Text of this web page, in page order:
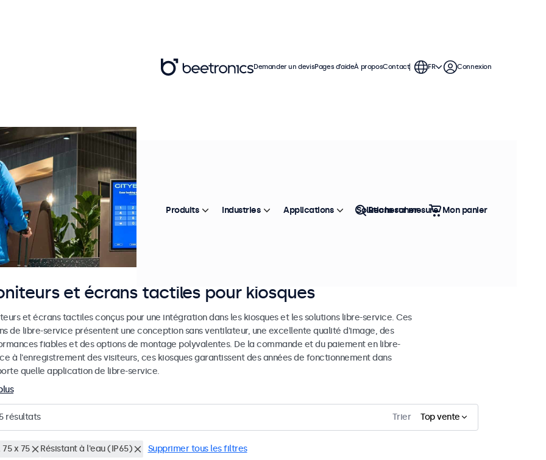
et écrans tactiles pour kiosques
et écrans tactiles conçus pour une intégration dans les kiosques et les solutions libre-service. Ces
de libre-service présentent une conception sans ventilateur, une excellente qualité d'image, des
fiables et des options de montage polyvalentes. De la commande et du paiement en libre-
à l'enregistrement des visiteurs, ces kiosques garantissent des années de fonctionnement dans
quelle application de libre-service.
résultats Trier Top vente
75 x 75 Résistant à l'eau (IP65) Supprimer tous les filtres
Demander un devisPages d’aideÀ proposContact FR Connexion
Produits Industries Applications Solutions sur mesure
Rechercher Mon panier